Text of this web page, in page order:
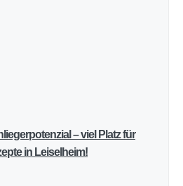
– viel Platz für
in Leiselheim!